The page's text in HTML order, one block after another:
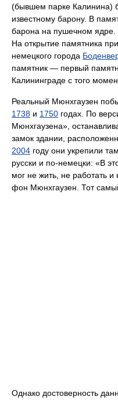
(бывшем парке Калинина)
известному барону. В
барона на пушечном ядре.
На открытие памятника
немецкого города
памятник — первый
Калининграде с того
Реальный Мюнхгаузен
1738 и 1750 годах. По
Мюнхгаузена»,
замок здании,
2004 году они укрепили
русски и по-немецки: «В
мог не жить, не работать
фон Мюнхгаузен. Тот
Однако достоверность